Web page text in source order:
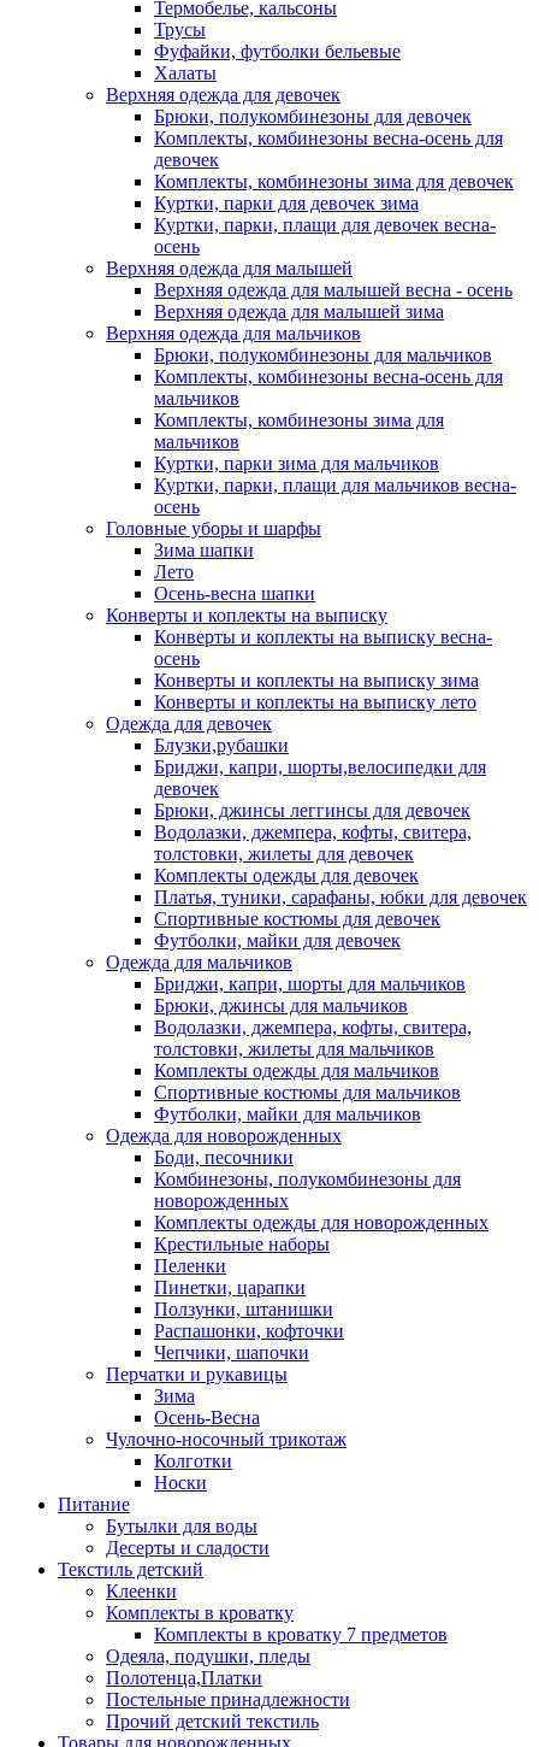
Термобелье, кальсоны
Трусы
Фуфайки, футболки бельевые
Халаты
Верхняя одежда для девочек
Брюки, полукомбинезоны для девочек
Комплекты, комбинезоны весна-осень для
девочек
Комплекты, комбинезоны зима для девочек
Куртки, парки для девочек зима
Куртки, парки, плащи для девочек весна-
осень
Верхняя одежда для малышей
Верхняя одежда для малышей весна - осень
Верхняя одежда для малышей зима
Верхняя одежда для мальчиков
Брюки, полукомбинезоны для мальчиков
Комплекты, комбинезоны весна-осень для
мальчиков
Комплекты, комбинезоны зима для
мальчиков
Куртки, парки зима для мальчиков
Куртки, парки, плащи для мальчиков весна-
осень
Головные уборы и шарфы
Зима шапки
Лето
Осень-весна шапки
Конверты и коплекты на выписку
Конверты и коплекты на выписку весна-
осень
Конверты и коплекты на выписку зима
Конверты и коплекты на выписку лето
Одежда для девочек
Блузки,рубашки
Бриджи, капри, шорты,велосипедки для
девочек
Брюки, джинсы леггинсы для девочек
Водолазки, джемпера, кофты, свитера,
толстовки, жилеты для девочек
Комплекты одежды для девочек
Платья, туники, сарафаны, юбки для девочек
Спортивные костюмы для девочек
Футболки, майки для девочек
Одежда для мальчиков
Бриджи, капри, шорты для мальчиков
Брюки, джинсы для мальчиков
Водолазки, джемпера, кофты, свитера,
толстовки, жилеты для мальчиков
Комплекты одежды для мальчиков
Спортивные костюмы для мальчиков
Футболки, майки для мальчиков
Одежда для новорожденных
Боди, песочники
Комбинезоны, полукомбинезоны для
новорожденных
Комплекты одежды для новорожденных
Крестильные наборы
Пеленки
Пинетки, царапки
Ползунки, штанишки
Распашонки, кофточки
Чепчики, шапочки
Перчатки и рукавицы
Зима
Осень-Весна
Чулочно-носочный трикотаж
Колготки
Носки
Питание
Бутылки для воды
Десерты и сладости
Текстиль детский
Клеенки
Комплекты в кроватку
Комплекты в кроватку 7 предметов
Одеяла, подушки, пледы
Полотенца,Платки
Постельные принадлежности
Прочий детский текстиль
Товары для новорожденных